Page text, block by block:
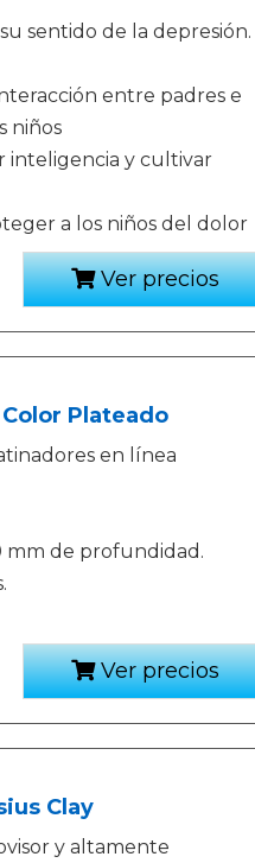
sentido de la depresión.
entre padres e
niños
inteligencia y cultivar
a los niños del dolor
Ver precios
Plateado
en línea
mm de profundidad.
Ver precios
Clay
y altamente